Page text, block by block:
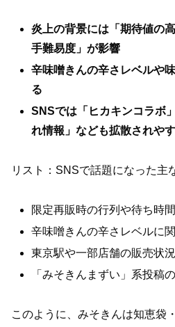
炎上の背景には「期待値の
手難易度」が影響
辛味噌きんの辛さレベルや
る
SNSでは「ヒカキンコラボ
れ情報」なども拡散されや
リスト：SNSで話題になった主
限定再販時の行列や待ち時間
辛味噌きんの辛さレベルに
東京駅や一部店舗の販売状況
「みそきんまずい」系投稿
このように、みそきんは知恵袋